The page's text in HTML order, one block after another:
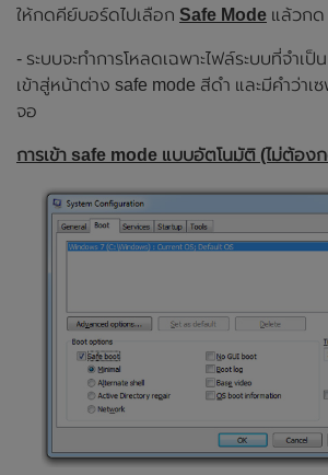
ให้กดคีย์บอร์ดไปเลือก Safe Mode แล้วกด
- ระบบจะทำการโหลดเฉพาะไฟล์ระบบที่จำเป็
เข้าสู่หน้าต่าง safe mode สีดำ และมีคำว่า
จอ
การเข้า safe mode แบบอัตโนมัติ (ไม่ต้อง